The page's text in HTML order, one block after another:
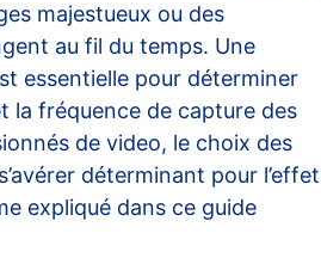
majestueux ou des
au fil du temps. Une
essentielle pour déterminer
la fréquence de capture des
de video, le choix des
déterminant pour l’effet
expliqué dans ce guide